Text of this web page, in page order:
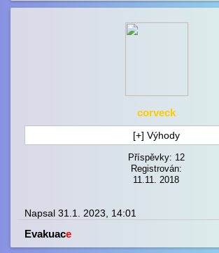
corveck
[+] Výhody
Příspěvky: 12
Registrován:
11.11. 2018
Napsal 31.1. 2023, 14:01
Evakuace